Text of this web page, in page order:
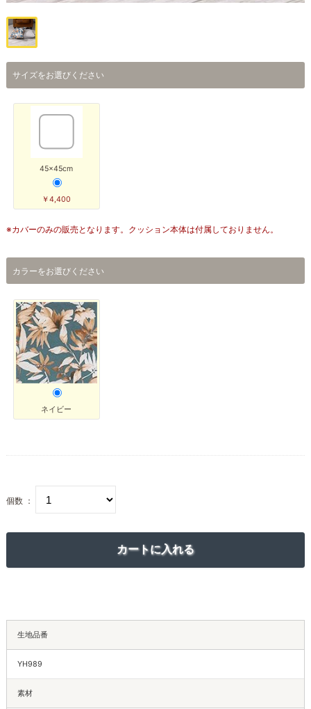
サイズをお選びください
45×45cm
￥4,400
※カバーのみの販売となります。クッション本体は付属しておりません。
カラーをお選びください
ネイビー
個数 ：
生地品番
YH989
素材